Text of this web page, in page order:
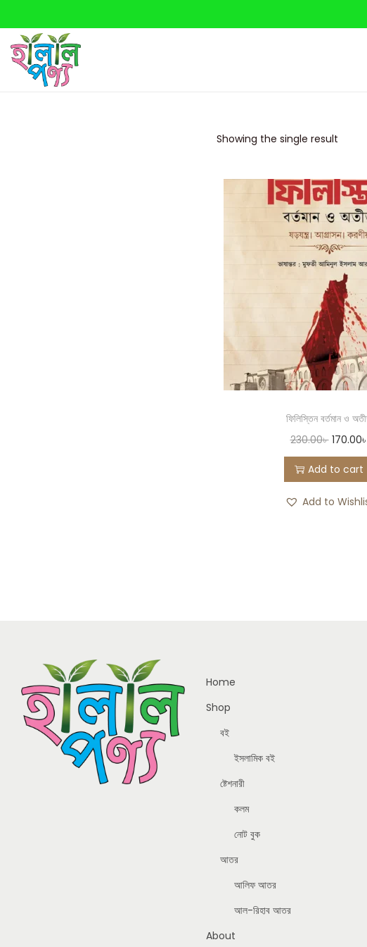
Showing the single result
ফিলিস্তিন বর্তমান ও
230.00৳ 170.00৳
Add to cart
Add to
Home
Shop
বই
ইসলামিক বই
ষ্টেশনারী
কলম
নোট বুক
আতর
আলিফ আতর
আল-রিহাব আতর
About